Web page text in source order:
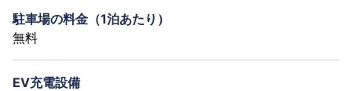
駐車場の料金（1泊あたり）
無料
EV充電設備